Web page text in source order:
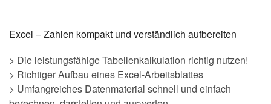
Excel – Zahlen kompakt und verständlich aufbereiten
> Die leistungsfähige Tabellenkalkulation richtig nutzen!
> Richtiger Aufbau eines Excel-Arbeitsblattes
> Umfangreiches Datenmaterial schnell und einfach